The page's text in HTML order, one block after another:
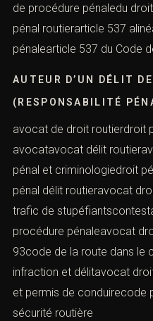
de procédure pénaledu
pénal routierarticle 537
pénalearticle 537 du Code
AUTEUR D’UN DÉLIT
(RESPONSABILITÉ
avocat de droit routierdroit
avocatavocat délit
pénal et criminologiedroit
pénal délit routieravocat
trafic de
procédure pénaleavocat
93code de la route dans le
infraction et délitavocat
et permis de conduirecode
sécurité routière